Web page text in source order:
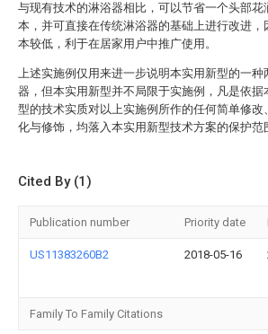
与现有技术的淋浴器相比，可以节省一个头部花
本，并可直接在传统淋浴器的基础上进行改进，
本较低，利于在居家用户中推广使用。
上述实施例仅用来进一步说明本实用新型的一种
器，但本实用新型并不局限于实施例，凡是依据
型的技术实质对以上实施例所作的任何简单修改
化与修饰，均落入本实用新型技术方案的保护范
Cited By (1)
Publication number Priority date
US11383260B2 2018-05-16
Family To Family Citations